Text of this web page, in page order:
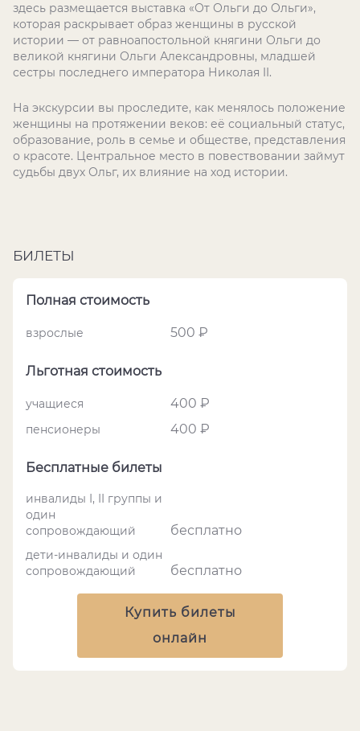
здесь размещается выставка «От Ольги до Ольги»,
которая раскрывает образ женщины в русской
истории — от равноапостольной княгини Ольги до
великой княгини Ольги Александровны, младшей
сестры последнего императора Николая II.
На экскурсии вы проследите, как менялось положение
женщины на протяжении веков: её социальный статус,
образование, роль в семье и обществе, представления
о красоте. Центральное место в повествовании займут
судьбы двух Ольг, их влияние на ход истории.
БИЛЕТЫ
Полная стоимость
взрослые 500 ₽
Льготная стоимость
учащиеся 400 ₽
пенсионеры 400 ₽
Бесплатные билеты
инвалиды I, II группы и
один
сопровождающий
бесплатно
дети-инвалиды и один
сопровождающий
бесплатно
Купить билеты
онлайн